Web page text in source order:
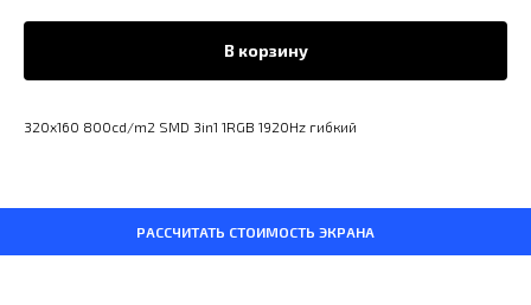
В корзину
320х160 800cd/m2 SMD 3in1 1RGB 1920Hz гибкий
РАССЧИТАТЬ СТОИМОСТЬ ЭКРАНА